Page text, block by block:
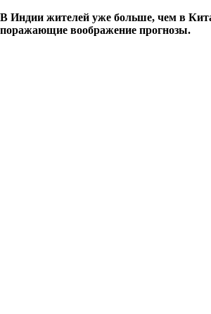
В Индии жителей уже больше, чем в
поражающие воображение прогнозы.